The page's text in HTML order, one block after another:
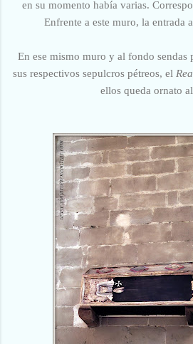
en su momento había varias.
Enfrente a este muro, la entrada
En ese mismo muro y al fondo sendas
sus respectivos sepulcros pétreos, el
ellos queda ornato